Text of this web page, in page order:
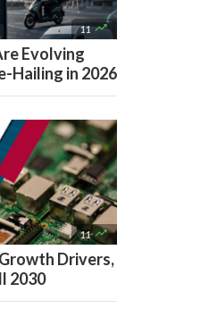
11 
Evolving
Hailing in 2026
11 
Drivers,
2030